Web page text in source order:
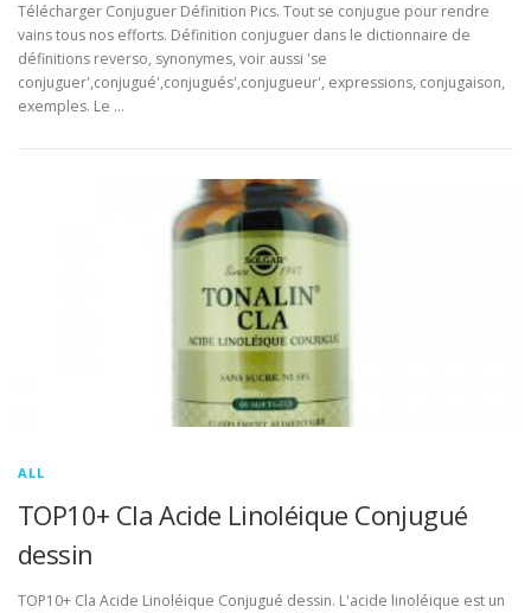
Télécharger Conjuguer Définition Pics. Tout se conjugue pour rendre
vains tous nos efforts. Définition conjuguer dans le dictionnaire de
définitions reverso, synonymes, voir aussi 'se
conjuguer',conjugué',conjugués',conjugueur', expressions, conjugaison,
exemples. Le …
ALL
TOP10+ Cla Acide Linoléique Conjugué
dessin
TOP10+ Cla Acide Linoléique Conjugué dessin. L'acide linoléique est un